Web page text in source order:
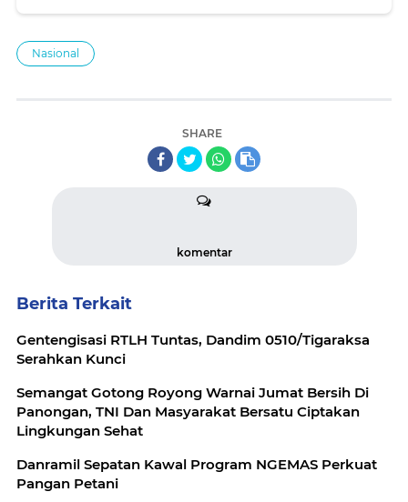
Nasional
SHARE
komentar
Berita Terkait
Gentengisasi RTLH Tuntas, Dandim 0510/Tigaraksa
Serahkan Kunci
Semangat Gotong Royong Warnai Jumat Bersih Di
Panongan, TNI Dan Masyarakat Bersatu Ciptakan
Lingkungan Sehat
Danramil Sepatan Kawal Program NGEMAS Perkuat
Pangan Petani